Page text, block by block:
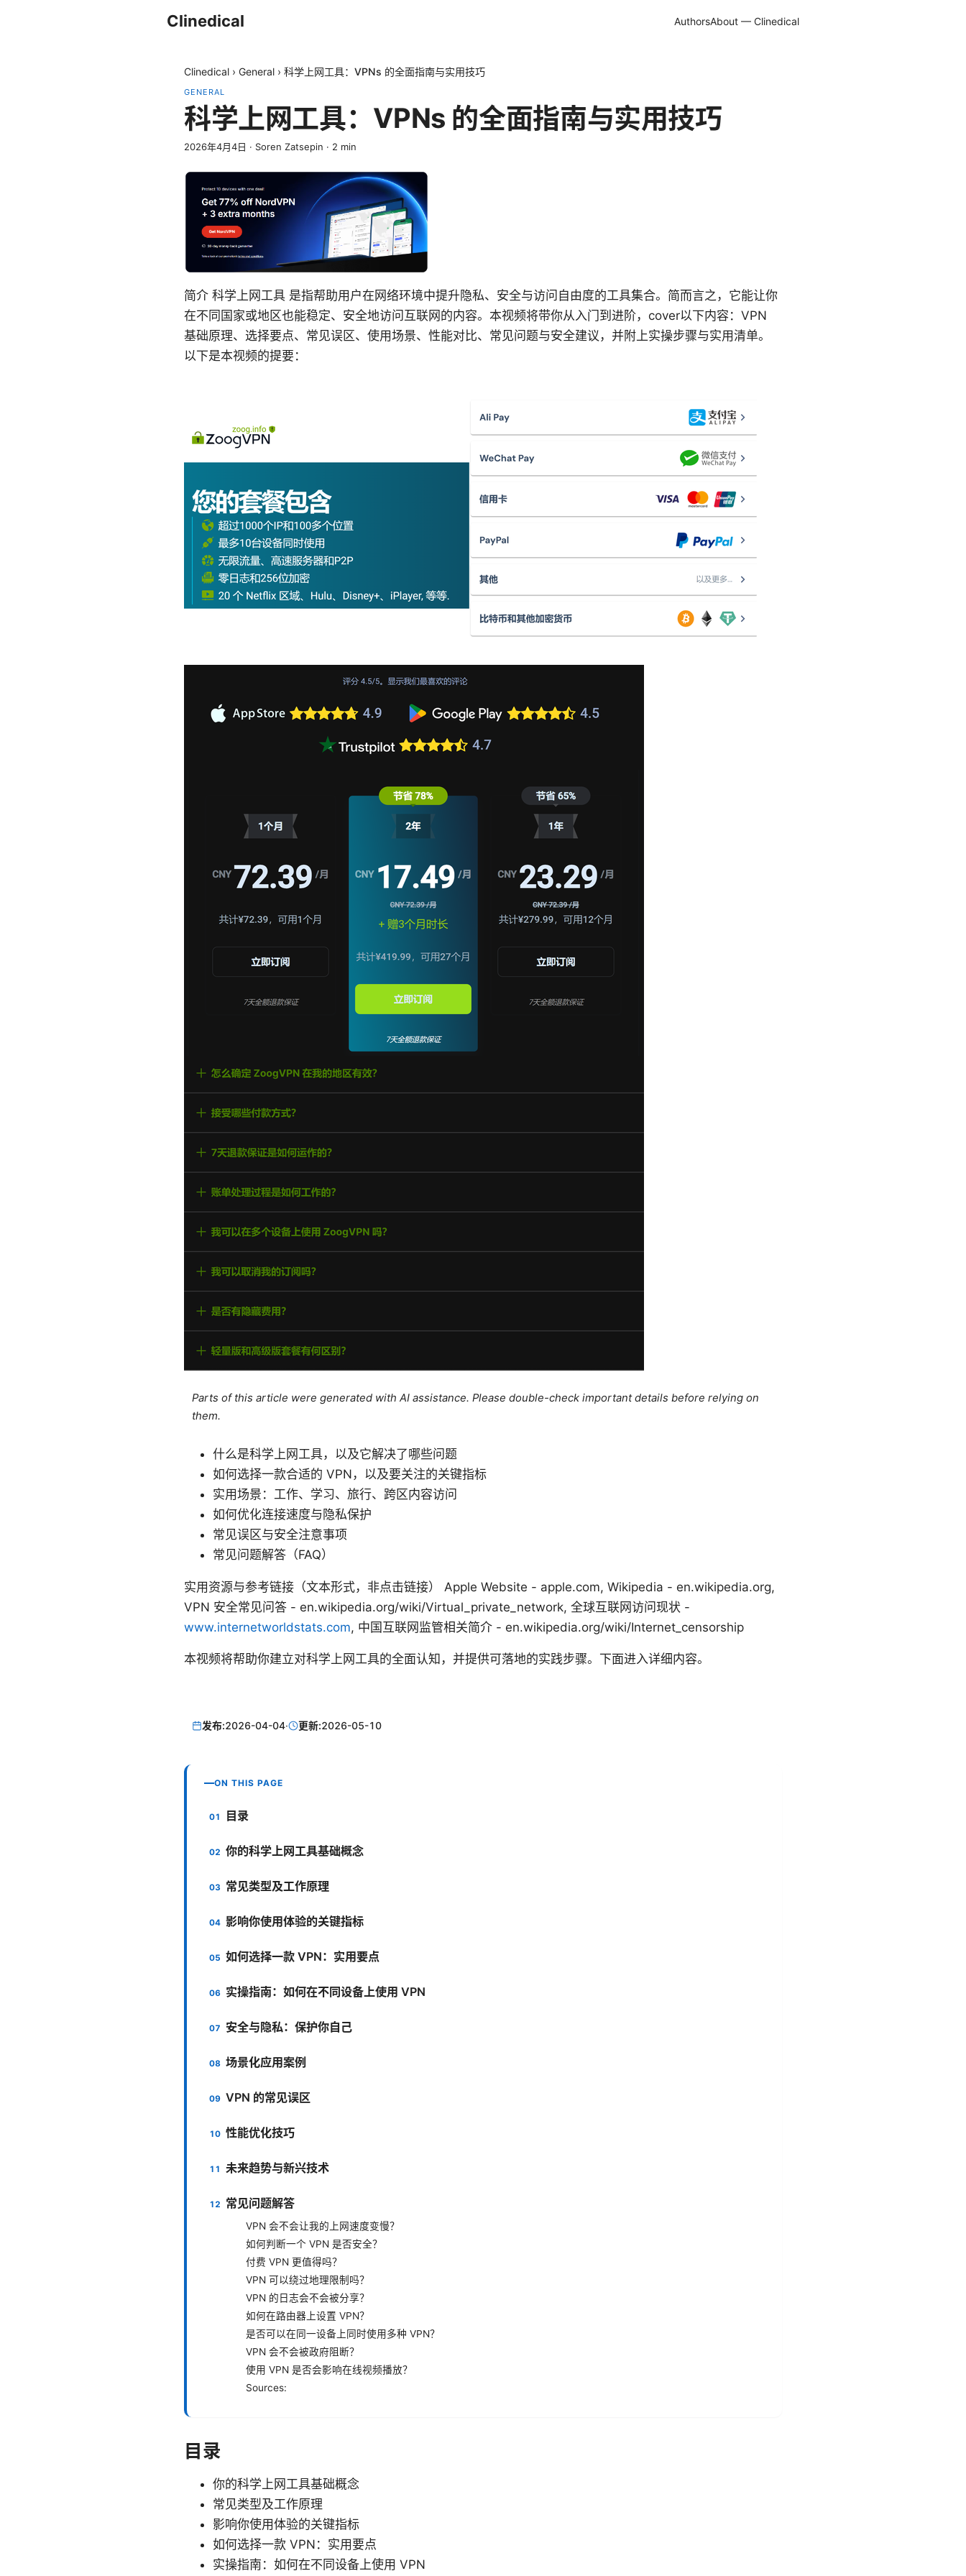
Clinedical AuthorsAbout — Clinedical
Clinedical › General › 科学上网工具：VPNs 的全面指南与实用技巧
GENERAL
科学上网工具：VPNs 的全面指南与实用技巧
2026年4月4日 · Soren Zatsepin · 2 min
简介 科学上网工具 是指帮助用户在网络环境中提升隐私、安全与访问自由度的工具集合。简而言之，它能让你
在不同国家或地区也能稳定、安全地访问互联网的内容。本视频将带你从入门到进阶，cover以下内容：VPN
基础原理、选择要点、常见误区、使用场景、性能对比、常见问题与安全建议，并附上实操步骤与实用清单。
以下是本视频的提要：
Parts of this article were generated with AI assistance. Please double-check important details before relying on
them.
什么是科学上网工具，以及它解决了哪些问题
如何选择一款合适的 VPN，以及要关注的关键指标
实用场景：工作、学习、旅行、跨区内容访问
如何优化连接速度与隐私保护
常见误区与安全注意事项
常见问题解答（FAQ）
实用资源与参考链接（文本形式，非点击链接） Apple Website - apple.com, Wikipedia - en.wikipedia.org,
VPN 安全常见问答 - en.wikipedia.org/wiki/Virtual_private_network, 全球互联网访问现状 -
www.internetworldstats.com, 中国互联网监管相关简介 - en.wikipedia.org/wiki/Internet_censorship
本视频将帮助你建立对科学上网工具的全面认知，并提供可落地的实践步骤。下面进入详细内容。
发布:2026-04-04· 更新:2026-05-10
ON THIS PAGE
目录
你的科学上网工具基础概念
常见类型及工作原理
影响你使用体验的关键指标
如何选择一款 VPN：实用要点
实操指南：如何在不同设备上使用 VPN
安全与隐私：保护你自己
场景化应用案例
VPN 的常见误区
性能优化技巧
未来趋势与新兴技术
常见问题解答
VPN 会不会让我的上网速度变慢？
如何判断一个 VPN 是否安全？
付费 VPN 更值得吗？
VPN 可以绕过地理限制吗？
VPN 的日志会不会被分享？
如何在路由器上设置 VPN？
是否可以在同一设备上同时使用多种 VPN？
VPN 会不会被政府阻断？
使用 VPN 是否会影响在线视频播放？
Sources:
目录
你的科学上网工具基础概念
常见类型及工作原理
影响你使用体验的关键指标
如何选择一款 VPN：实用要点
实操指南：如何在不同设备上使用 VPN